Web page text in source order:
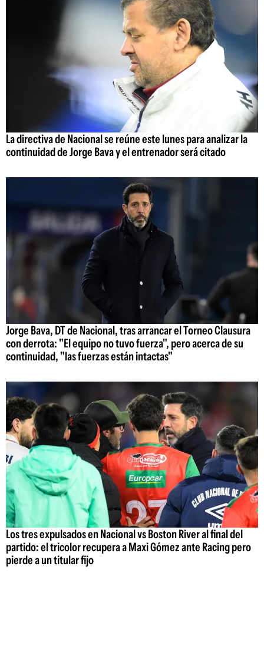
La directiva de Nacional se reúne este lunes para analizar la
continuidad de Jorge Bava y el entrenador será citado
Jorge Bava, DT de Nacional, tras arrancar el Torneo Clausura
con derrota: "El equipo no tuvo fuerza", pero acerca de su
continuidad, "las fuerzas están intactas"
Los tres expulsados en Nacional vs Boston River al final del
partido: el tricolor recupera a Maxi Gómez ante Racing pero
pierde a un titular fijo